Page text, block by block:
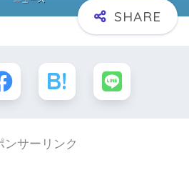
ンサーリンク